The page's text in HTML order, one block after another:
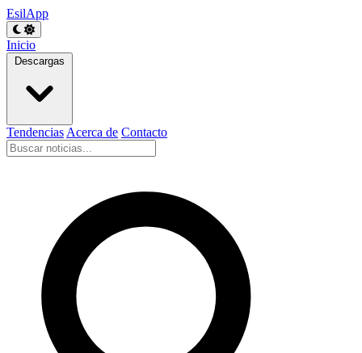
EsilApp
Inicio
Descargas
Tendencias Acerca de Contacto